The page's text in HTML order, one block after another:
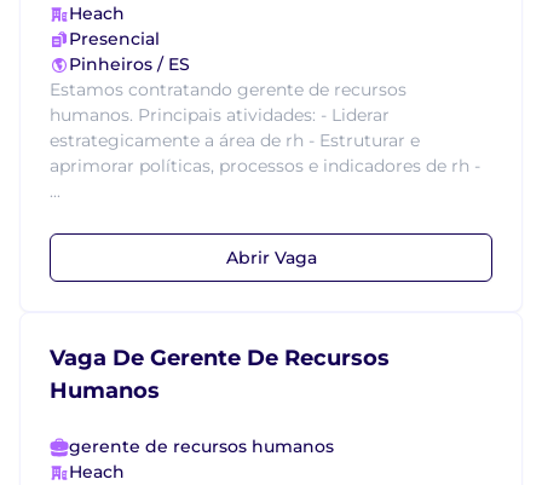
Heach
Presencial
Pinheiros / ES
Estamos contratando gerente de recursos
humanos. Principais atividades: - Liderar
estrategicamente a área de rh - Estruturar e
aprimorar políticas, processos e indicadores de rh -
...
Abrir Vaga
Vaga De Gerente De Recursos
Humanos
gerente de recursos humanos
Heach